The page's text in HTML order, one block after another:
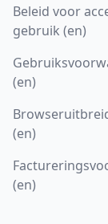
Beleid voor
gebruik (en)
(en)
(en)
(en)